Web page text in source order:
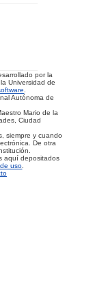
por la
Universidad de
.
Autónoma de
Mario de la
Ciudad
siempre y cuando
De otra
aquí depositados
uso.